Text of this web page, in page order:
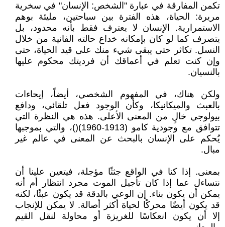
تكمن المفارقة في عبارة "الشخص: الإنسان" في سخرية
مريرة: الحياة، هذه الفترة بين سباحتين، مليئة بوهم
الاستمرارية. الإنسان لا يعترف فقط بأنه محدود، بل
يتصرف كما لو كان بإمكانه خداع حالته الفانية من خلال
النسل. تكاثر حتى يبقى شيء منك على قيد الحياة، حتى
وإن كنت تعلم في أعماقك أن فرديتك محكوم عليها
بالنسيان.
ولكن هناك، في المفهوم الشخصي، أيضاً، إيحاءات
بالعبث والميكانيكا، وكأن الوجود فعل تلقائي، ودافع
بيولوجي خالٍ من المعنى الأعلى. هذه هي النظرة التي
تتوافق مع وجودية كامو (1913-1960)()، والتي بموجبها
يُحكم على الإنسان بالبحث عن المعنى في عالم غير
مبال.
بمعنى. إذا كنا في الواقع جثثًا مؤجلة، فيتعين علينا أن
نتساءل عما إذا كان تأجيل الموت مجرد انتظار أم أنه
يمكن أن يكون بناء. إن الوعي بالدقة قد يكون عبئًا، لكنه
قد يكون أيضًا محركًا لحياة أكثر أصالة. لا يمكن للإنجاب
إلا أن يكون انعكاسًا للغريزة أو محاولة لنقل القيم